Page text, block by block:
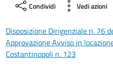
Condividi Vedi azioni
Disposizione Dirigenziale n. 76
Approvazione Avviso in
Costantinopoli n. 123